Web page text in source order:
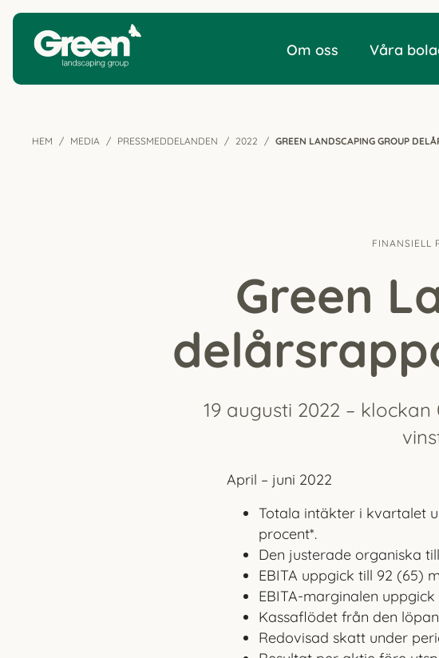
Om oss Våra
HEM MEDIA PRESSMEDDELANDEN 2022 GREEN LANDSCAPING GROUP
FINANSIELL
Green
19 augusti 2022 –
April – juni 2022
Totala intäkter i kvartalet
procent*.
Den justerade organiska
EBITA uppgick till 92 (65)
EBITA-marginalen
Kassaflödet från den
Redovisad skatt under